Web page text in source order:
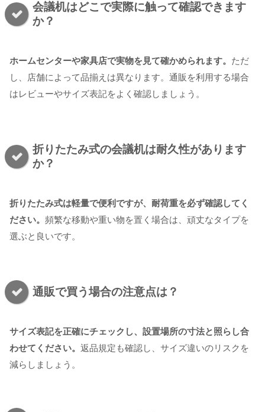
会議机はどこで実際に触って確認できます
か？
ホームセンターや家具店で実物を見て確かめられます。 ただ
し、店舗によって品揃えは異なります。通販を利用する場合
はレビューやサイズ表記をよく確認しましょう。
折りたたみ式の会議机は耐久性があります
か？
折りたたみ式は軽量で便利ですが、耐荷重を必ず確認してく
ださい。 頻繁な移動や重い物を置く場合は、頑丈なタイプを
選ぶと良いです。
通販で買う場合の注意点は？
サイズ表記を正確にチェックし、設置場所の寸法と照らし合
わせてください。 返品規定も確認し、サイズ違いのリスクを
減らしましょう。